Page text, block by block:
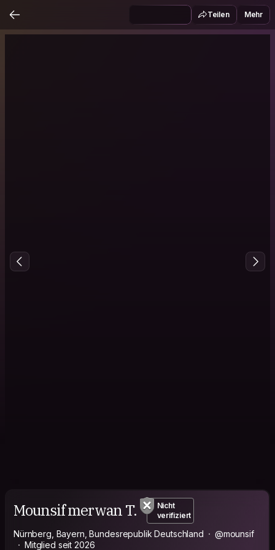
Teilen Mehr
Mounsif merwan T.
Nicht
verifiziert
Nürnberg, Bayern, Bundesrepublik Deutschland
@mounsif
Mitglied seit 2026